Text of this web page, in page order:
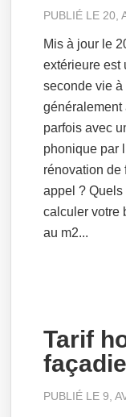
PUBLIÉ LE 20,
Mis à jour le
extérieure est
seconde vie
généralement
parfois avec
phonique par
rénovation de
appel ? Quels
calculer votre
au m2...
Tarif
PUBLIÉ LE 9,